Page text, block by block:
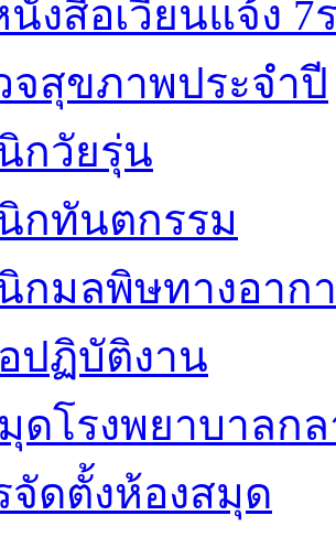
นังสือเวียนแจ้ง 7
จสุขภาพประจำปี
กวัยรุ่น
กทันตกรรม
กมลพิษทางอาก
ปฏิบัติงาน
ดโรงพยาบาลกล
จัดตั้งห้องสมุด